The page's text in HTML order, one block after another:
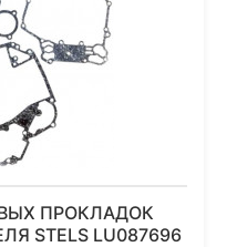
ПРОКЛАДОК
STELS LU087696